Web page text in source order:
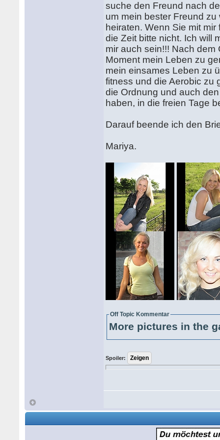
suche den Freund nach
um mein bester Freund
heiraten. Wenn Sie mit
die Zeit bitte nicht. Ich will
mir auch sein!!! Nach
Moment mein Leben zu
mein einsames Leben zu
fitness und die Aerobic zu
die Ordnung und auch
haben, in die freien Tage
Darauf beende ich den
Mariya.
Off Topic Kommentar
More pictures in the
Spoiler: